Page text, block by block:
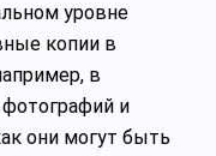
уровне
копии в
в
и
они могут быть